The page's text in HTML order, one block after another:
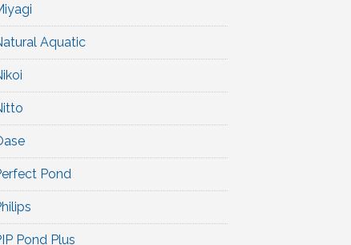
Aquatic
Pond
Pond Plus